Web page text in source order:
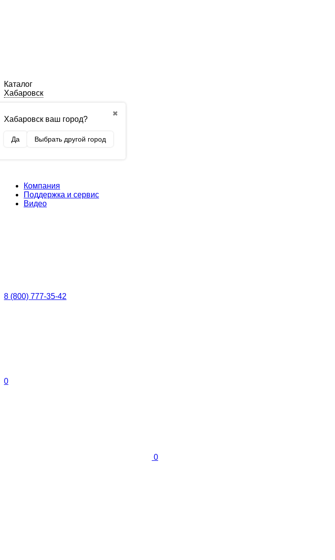
Каталог
Хабаровск
✖
Хабаровск ваш город?
Да Выбрать другой город
Компания
Поддержка и сервис
Видео
8 (800) 777-35-42
0
0